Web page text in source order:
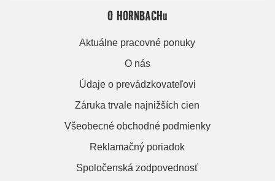
O HORNBACHu
Aktuálne pracovné ponuky
O nás
Údaje o prevádzkovateľovi
Záruka trvale najnižších cien
Všeobecné obchodné podmienky
Reklamačný poriadok
Spoločenská zodpovednosť